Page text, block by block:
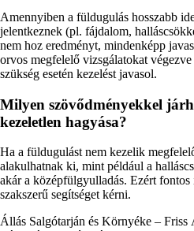
Amennyiben a füldugulás hosszabb
jelentkeznek (pl. fájdalom,
nem hoz eredményt, mindenképp
orvos megfelelő vizsgálatokat
szükség esetén kezelést javasol.
Milyen szövődményekkel
kezeletlen hagyása?
Ha a füldugulást nem kezelik
alakulhatnak ki, mint például a
akár a középfülgyulladás. Ezért
szakszerű segítséget kérni.
Állás Salgótarján és Környéke – Friss